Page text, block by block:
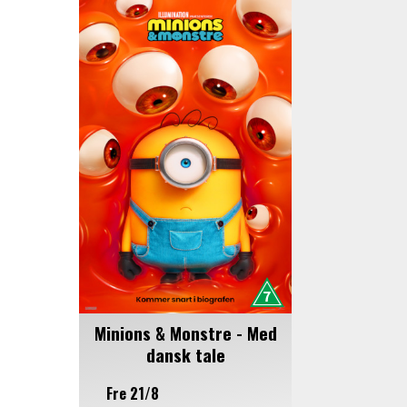
Minions & Monstre - Med
dansk tale
Fre 21/8